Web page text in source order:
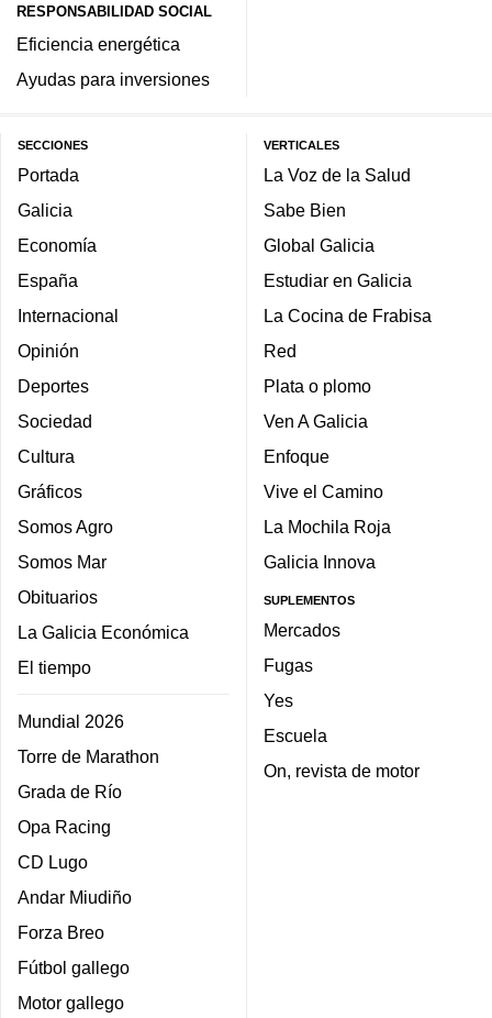
RESPONSABILIDAD SOCIAL
Eficiencia energética
Ayudas para inversiones
SECCIONES
Portada
Galicia
Economía
España
Internacional
Opinión
Deportes
Sociedad
Cultura
Gráficos
Somos Agro
Somos Mar
Obituarios
La Galicia Económica
El tiempo
Mundial 2026
Torre de Marathon
Grada de Río
Opa Racing
CD Lugo
Andar Miudiño
Forza Breo
Fútbol gallego
Motor gallego
VERTICALES
La Voz de la Salud
Sabe Bien
Global Galicia
Estudiar en Galicia
La Cocina de Frabisa
Red
Plata o plomo
Ven A Galicia
Enfoque
Vive el Camino
La Mochila Roja
Galicia Innova
SUPLEMENTOS
Mercados
Fugas
Yes
Escuela
On, revista de motor